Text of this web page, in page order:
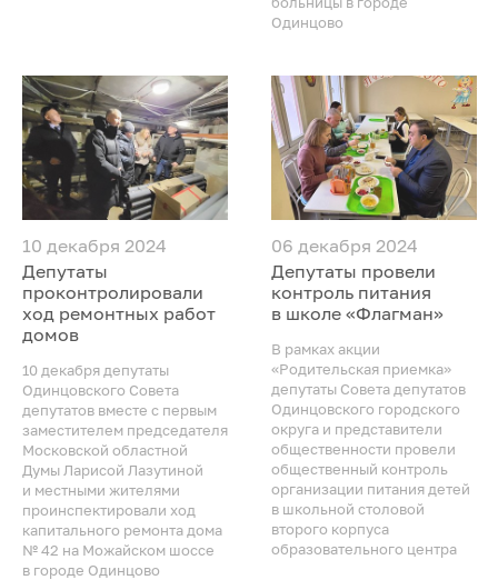
Одинцово
10 декабря 2024
Депутаты
проконтролировали
ход ремонтных работ
домов
10 декабря депутаты
Одинцовского Совета
депутатов вместе с первым
заместителем председателя
Московской областной
Думы Ларисой Лазутиной
и местными жителями
проинспектировали ход
капитального ремонта дома
№ 42 на Можайском шоссе
в городе Одинцово
06 декабря 2024
Депутаты провели
контроль питания
в школе «Флагман»
В рамках акции
«Родительская приемка»
депутаты Совета депутатов
Одинцовского городского
округа и представители
общественности провели
общественный контроль
организации питания детей
в школьной столовой
второго корпуса
образовательного центра